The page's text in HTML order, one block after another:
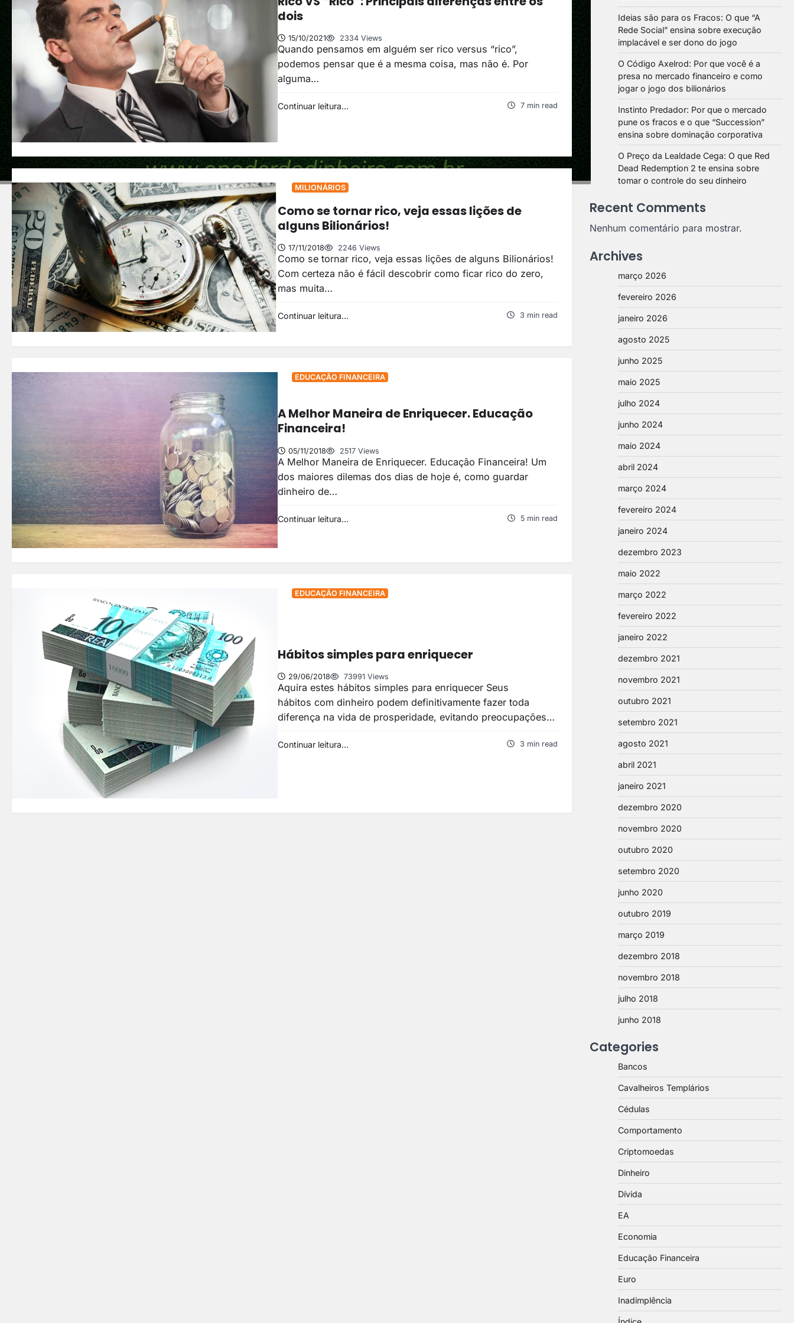
dois
15/10/2021 2334 Views
Quando pensamos em alguém ser rico versus “rico”,
podemos pensar que é a mesma coisa, mas não é. Por
alguma…
Continuar leitura... 7 min read
MILIONÁRIOS
Como se tornar rico, veja essas lições de
alguns Bilionários!
17/11/2018 2246 Views
Como se tornar rico, veja essas lições de alguns Bilionários!
Com certeza não é fácil descobrir como ficar rico do zero,
mas muita…
Continuar leitura... 3 min read
EDUCAÇÃO FINANCEIRA
A Melhor Maneira de Enriquecer. Educação
Financeira!
05/11/2018 2517 Views
A Melhor Maneira de Enriquecer. Educação Financeira! Um
dos maiores dilemas dos dias de hoje é, como guardar
dinheiro de…
Continuar leitura... 5 min read
EDUCAÇÃO FINANCEIRA
Hábitos simples para enriquecer
29/06/2018 73991 Views
Aquira estes hábitos simples para enriquecer Seus
hábitos com dinheiro podem definitivamente fazer toda
diferença na vida de prosperidade, evitando preocupações…
Continuar leitura... 3 min read
Ideias são para os Fracos: O que “A
Rede Social” ensina sobre execução
implacável e ser dono do jogo
O Código Axelrod: Por que você é a
presa no mercado financeiro e como
jogar o jogo dos bilionários
Instinto Predador: Por que o mercado
pune os fracos e o que “Succession”
ensina sobre dominação corporativa
O Preço da Lealdade Cega: O que Red
Dead Redemption 2 te ensina sobre
tomar o controle do seu dinheiro
Recent Comments
Nenhum comentário para mostrar.
Archives
março 2026
fevereiro 2026
janeiro 2026
agosto 2025
junho 2025
maio 2025
julho 2024
junho 2024
maio 2024
abril 2024
março 2024
fevereiro 2024
janeiro 2024
dezembro 2023
maio 2022
março 2022
fevereiro 2022
janeiro 2022
dezembro 2021
novembro 2021
outubro 2021
setembro 2021
agosto 2021
abril 2021
janeiro 2021
dezembro 2020
novembro 2020
outubro 2020
setembro 2020
junho 2020
outubro 2019
março 2019
dezembro 2018
novembro 2018
julho 2018
junho 2018
Categories
Bancos
Cavalheiros Templários
Cédulas
Comportamento
Criptomoedas
Dinheiro
Dívida
EA
Economia
Educação Financeira
Euro
Inadimplência